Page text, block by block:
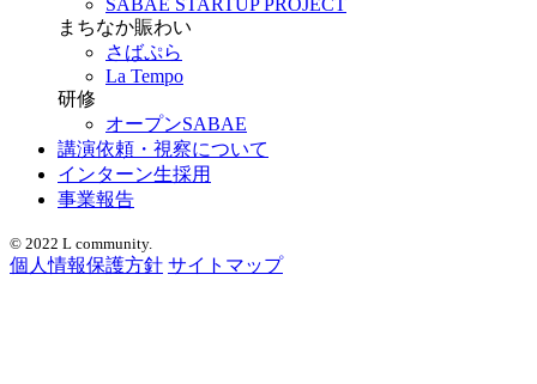
まちなか賑わい
さばぷら
La Tempo
研修
オープンSABAE
講演依頼・視察について
インターン生採用
事業報告
© 2022 L community.
個人情報保護方針 サイトマップ